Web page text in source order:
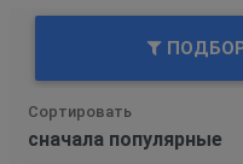
Сортировать